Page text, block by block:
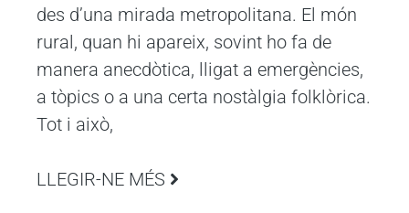
des d’una mirada metropolitana. El món
rural, quan hi apareix, sovint ho fa de
manera anecdòtica, lligat a emergències,
a tòpics o a una certa nostàlgia folklòrica.
Tot i això,
LLEGIR-NE MÉS